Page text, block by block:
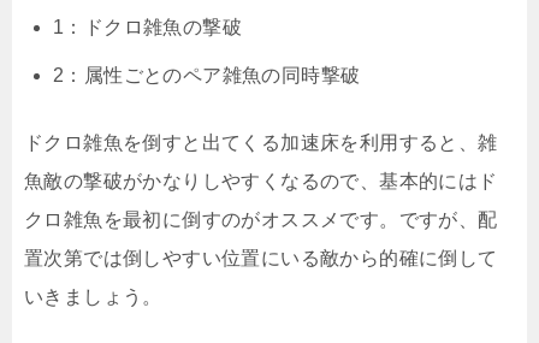
1：ドクロ雑魚の撃破
2：属性ごとのペア雑魚の同時撃破
ドクロ雑魚を倒すと出てくる加速床を利用すると、雑
魚敵の撃破がかなりしやすくなるので、基本的にはド
クロ雑魚を最初に倒すのがオススメです。ですが、配
置次第では倒しやすい位置にいる敵から的確に倒して
いきましょう。